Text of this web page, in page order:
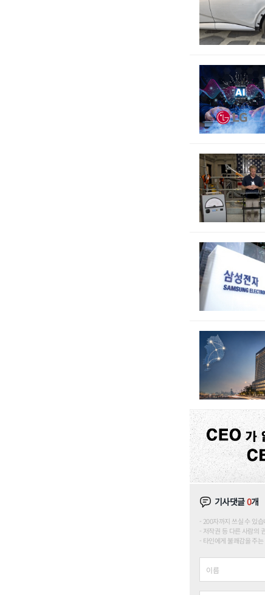
기사댓글0개
200자까지 쓰실 수 있
저작권 등 다른 사람의
타인에게 불쾌감을 주